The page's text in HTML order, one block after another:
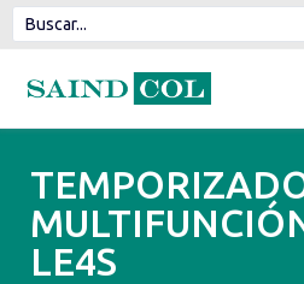
LE4S